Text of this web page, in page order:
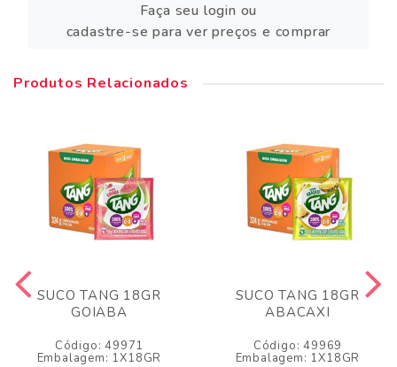
Faça seu login ou
cadastre-se para ver preços e comprar
Produtos Relacionados
SUCO TANG 18GR
GOIABA
Código: 49971
Embalagem: 1X18GR
SUCO TANG 18GR
ABACAXI
Código: 49969
Embalagem: 1X18GR